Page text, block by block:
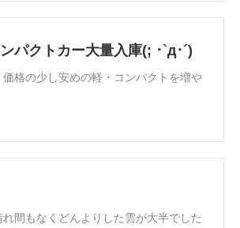
パクトカー大量入庫(; ･`д･´)
価格の少し安めの軽・コンパクトを増や
間もなくどんよりした雲が大半でした